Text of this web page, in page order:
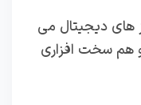
های دیجیتال می
هم سخت افزاری